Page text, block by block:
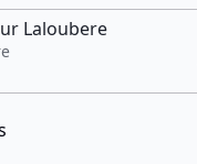
Laloubere